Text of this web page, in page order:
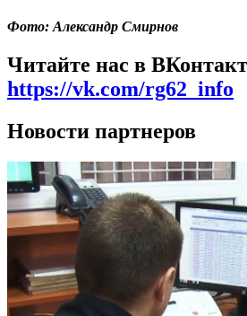
Фото: Александр Смирнов
Читайте нас в
https://vk.com/rg62_info
Новости партнеров